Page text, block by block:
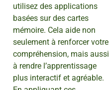
utilisez des applications
basées sur des cartes
mémoire. Cela aide non
seulement à renforcer votre
compréhension, mais aussi
à rendre l’apprentissage
plus interactif et agréable.